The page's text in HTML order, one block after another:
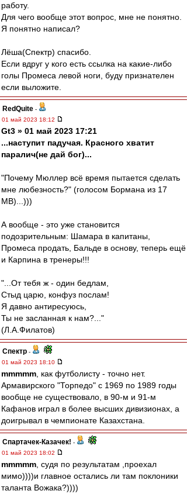
работу.
Для чего вообще этот вопрос, мне не понятно.
Я понятно написал?
Лёша(Спектр) спасибо.
Если вдруг у кого есть ссылка на какие-либо
голы Промеса левой ноги, буду признателен
если выложите.
RedQuite -
01 май 2023 18:12
Gt3 » 01 май 2023 17:21
...наступит падучая. Красного хватит
паралич(не дай бог)...
"Почему Мюллер всё время пытается сделать
мне любезность?" (голосом Бормана из 17
МВ)...)))
А вообще - это уже становится
подозрительным: Шамара в капитаны,
Промеса продать, Бальде в основу, теперь ещё
и Карпина в тренеры!!!
"...От тебя ж - один бедлам,
Стыд царю, конфуз послам!
Я давно антиресуюсь,
Ты не засланная к нам?..."
(Л.А.Филатов)
Спектр -
01 май 2023 18:10
mmmmm , как футболисту - точно нет.
Армавирского "Торпедо" с 1969 по 1989 годы
вообще не существовало, в 90-м и 91-м
Кафанов играл в более высших дивизионах, а
доигрывал в чемпионате Казахстана.
Спартачек-Казачек! -
01 май 2023 18:02
mmmmm , судя по результатам ,проехал
мимо))))и главное остались ли там поклоники
таланта Вожака?))))